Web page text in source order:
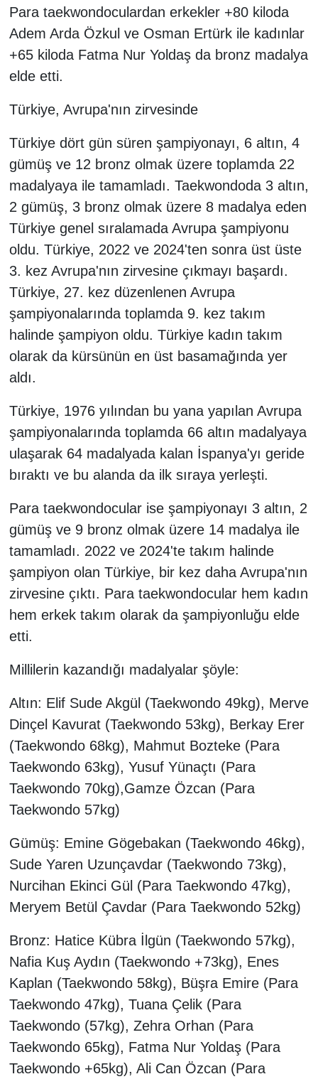
Para taekwondoculardan erkekler +80 kiloda
Adem Arda Özkul ve Osman Ertürk ile kadınlar
+65 kiloda Fatma Nur Yoldaş da bronz madalya
elde etti.
Türkiye, Avrupa'nın zirvesinde
Türkiye dört gün süren şampiyonayı, 6 altın, 4
gümüş ve 12 bronz olmak üzere toplamda 22
madalyaya ile tamamladı. Taekwondoda 3 altın,
2 gümüş, 3 bronz olmak üzere 8 madalya eden
Türkiye genel sıralamada Avrupa şampiyonu
oldu. Türkiye, 2022 ve 2024'ten sonra üst üste
3. kez Avrupa'nın zirvesine çıkmayı başardı.
Türkiye, 27. kez düzenlenen Avrupa
şampiyonalarında toplamda 9. kez takım
halinde şampiyon oldu. Türkiye kadın takım
olarak da kürsünün en üst basamağında yer
aldı.
Türkiye, 1976 yılından bu yana yapılan Avrupa
şampiyonalarında toplamda 66 altın madalyaya
ulaşarak 64 madalyada kalan İspanya'yı geride
bıraktı ve bu alanda da ilk sıraya yerleşti.
Para taekwondocular ise şampiyonayı 3 altın, 2
gümüş ve 9 bronz olmak üzere 14 madalya ile
tamamladı. 2022 ve 2024'te takım halinde
şampiyon olan Türkiye, bir kez daha Avrupa'nın
zirvesine çıktı. Para taekwondocular hem kadın
hem erkek takım olarak da şampiyonluğu elde
etti.
Millilerin kazandığı madalyalar şöyle:
Altın: Elif Sude Akgül (Taekwondo 49kg), Merve
Dinçel Kavurat (Taekwondo 53kg), Berkay Erer
(Taekwondo 68kg), Mahmut Bozteke (Para
Taekwondo 63kg), Yusuf Yünaçtı (Para
Taekwondo 70kg),Gamze Özcan (Para
Taekwondo 57kg)
Gümüş: Emine Gögebakan (Taekwondo 46kg),
Sude Yaren Uzunçavdar (Taekwondo 73kg),
Nurcihan Ekinci Gül (Para Taekwondo 47kg),
Meryem Betül Çavdar (Para Taekwondo 52kg)
Bronz: Hatice Kübra İlgün (Taekwondo 57kg),
Nafia Kuş Aydın (Taekwondo +73kg), Enes
Kaplan (Taekwondo 58kg), Büşra Emire (Para
Taekwondo 47kg), Tuana Çelik (Para
Taekwondo (57kg), Zehra Orhan (Para
Taekwondo 65kg), Fatma Nur Yoldaş (Para
Taekwondo +65kg), Ali Can Özcan (Para